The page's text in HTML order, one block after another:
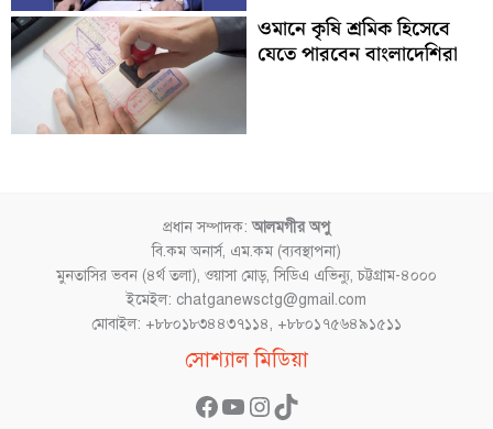
ওমানে কৃষি শ্রমিক হিসেবে
যেতে পারবেন বাংলাদেশিরা
প্রধান সম্পাদক:আলমগীর অপু
বি.কম অনার্স, এম.কম (ব্যবস্থাপনা)
মুনতাসির ভবন (৪র্থ তলা), ওয়াসা মোড়, সিডিএ এভিন্যু, চট্টগ্রাম-৪০০০
ইমেইল: chatganewsctg@gmail.com
মোবাইল: +৮৮০১৮৩৪৪৩৭১১৪, +৮৮০১৭৫৬৪৯১৫১১
সোশ্যাল মিডিয়া
Facebook
YouTube
Instagram
TikTok